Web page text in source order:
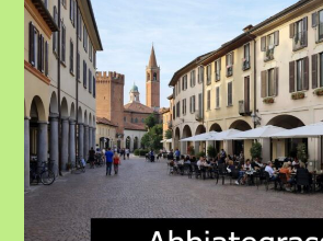
CONSIGLIO
COMUNALE
–
MERCOLEDÌ
25
FEBBRAIO
ORE
20,30